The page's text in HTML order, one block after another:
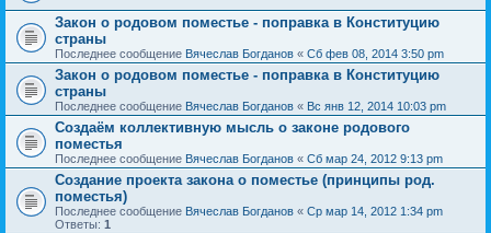
Закон о родовом поместье - поправка в Конституцию
страны
Последнее сообщение Вячеслав Богданов « Сб фев 08, 2014 3:50 pm
Закон о родовом поместье - поправка в Конституцию
страны
Последнее сообщение Вячеслав Богданов « Вс янв 12, 2014 10:03 pm
Создаём коллективную мысль о законе родового
поместья
Последнее сообщение Вячеслав Богданов « Сб мар 24, 2012 9:13 pm
Создание проекта закона о поместье (принципы род.
поместья)
Последнее сообщение Вячеслав Богданов « Ср мар 14, 2012 1:34 pm
Ответы: 1